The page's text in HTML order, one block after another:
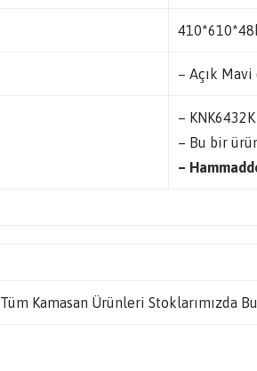
– Açık Mavi
–
– Bu bir
–
Tüm Kamasan Ürünleri Stoklarımızda